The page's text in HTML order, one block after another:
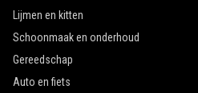
Lijmen en kitten
Schoonmaak en onderhoud
Gereedschap
Auto en fiets